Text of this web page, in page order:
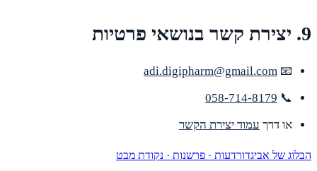
9. יצירת קשר בנושאי פרטיות
📧
adi.digipharm@gmail.com
📞
058-714-8179
או דרך עמוד יצירת הקשר
הבלוג של אביגדורדעות · פרשנות · נקודת מבט